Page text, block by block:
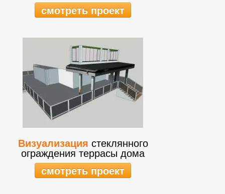
смотреть проект
Визуализация стеклянного
ограждения террасы дома
смотреть проект